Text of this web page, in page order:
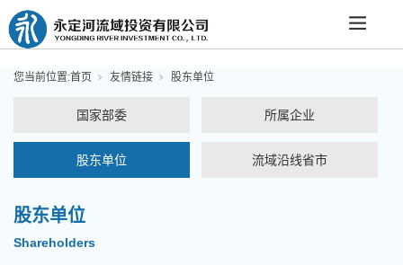
您当前位置:首页 友情链接 股东单位
国家部委 所属企业
股东单位 流域沿线省市
股东单位
Shareholders